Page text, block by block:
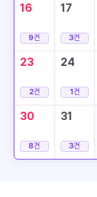
16
9건
17
3건
23
2건
24
1건
30
8건
31
3건